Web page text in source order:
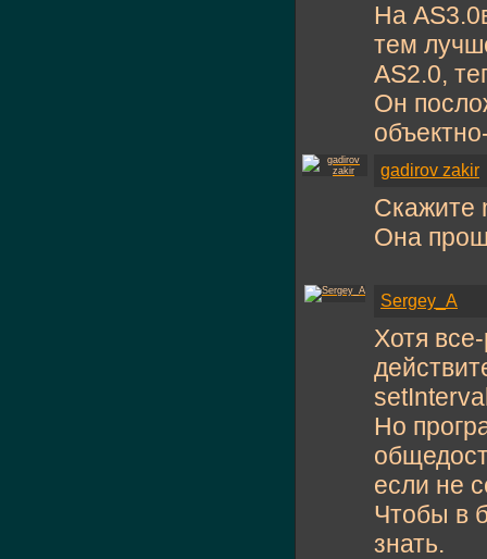
На
тем
AS2.0,
Он
gadirov zakir
Скажите
Она
Sergey_A
Хотя
Но
если не
Чтобы в
знать.